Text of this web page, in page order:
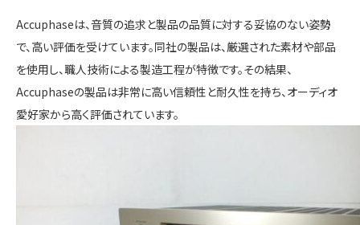
Accuphaseは、音質の追求と製品の品質に対する妥協のない姿勢
で、高い評価を受けています。同社の製品は、厳選された素材や部品
を使用し、職人技術による製造工程が特徴です。その結果、
Accuphaseの製品は非常に高い信頼性と耐久性を持ち、オーディオ
愛好家から高く評価されています。